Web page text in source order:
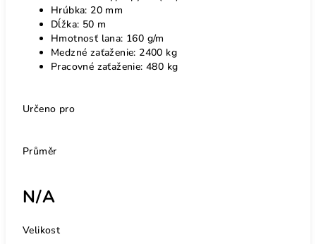
Hrúbka: 20 mm
Dĺžka: 50 m
Hmotnosť lana: 160 g/m
Medzné zaťaženie: 2400 kg
Pracovné zaťaženie: 480 kg
Určeno pro
Průměr
N/A
Velikost